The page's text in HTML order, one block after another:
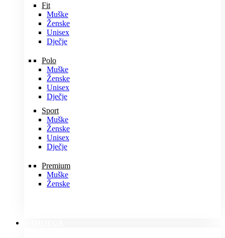
Fit
Muške
Ženske
Unisex
Dječje
Polo
Muške
Ženske
Unisex
Dječje
Sport
Muške
Ženske
Unisex
Dječje
Premium
Muške
Ženske